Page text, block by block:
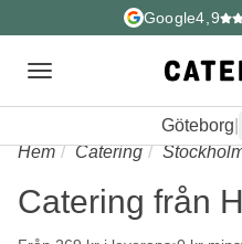
Google4,9
Toggle
Göteborg
Hem
Catering
Catering från